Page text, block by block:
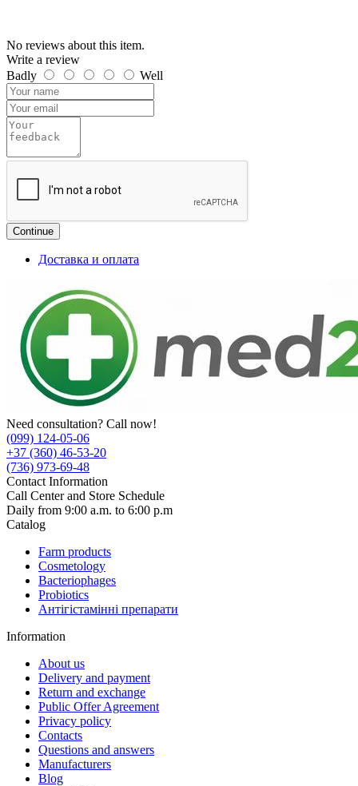
No reviews about this item.
Write a review
Badly
Well
Continue
Доставка и оплата
Need consultation? Call now!
(099) 124-05-06
+37 (360) 46-53-20
(736) 973-69-48
Contact Information
Call Center and Store Schedule
Daily from 9:00 a.m. to 6:00 p.m
Catalog
Farm products
Cosmetology
Bacteriophages
Probiotics
Антігістамінні препарати
Information
About us
Delivery and payment
Return and exchange
Public Offer Agreement
Privacy policy
Contacts
Questions and answers
Manufacturers
Blog